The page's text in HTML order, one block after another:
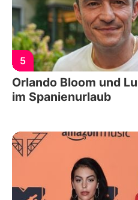
5
Orlando Bloom und
im Spanienurlaub